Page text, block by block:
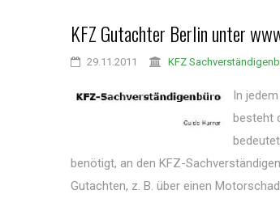
KFZ Gutachter Berlin unter
29.11.2011 KFZ
In
besteht
benötigt, an den KFZ-
Gutachten, z. B. über einen